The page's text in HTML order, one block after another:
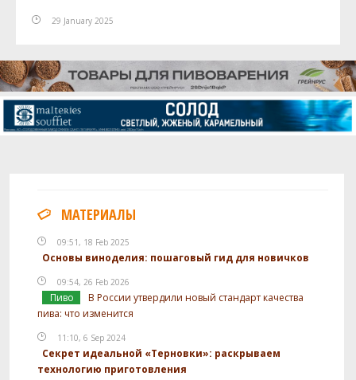
29 January 2025
МАТЕРИАЛЫ
09:51, 18 Feb 2025
Основы виноделия: пошаговый гид для новичков
09:54, 26 Feb 2026
Пиво
В России утвердили новый стандарт качества
пива: что изменится
11:10, 6 Sep 2024
Секрет идеальной «Терновки»: раскрываем
технологию приготовления